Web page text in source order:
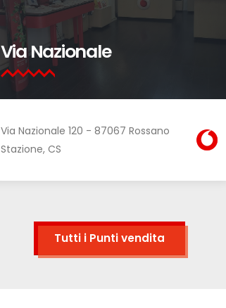
Via Nazionale
Via Nazionale 120 - 87067 Rossano
Stazione, CS
Tutti i Punti vendita